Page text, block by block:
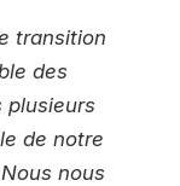
transition
des
plusieurs
de notre
nous